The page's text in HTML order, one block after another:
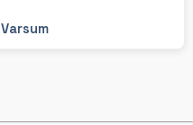
Varsum